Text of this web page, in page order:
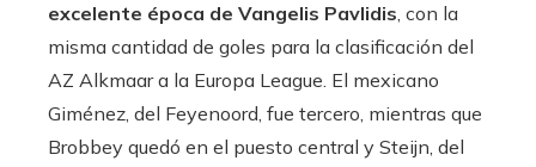
excelente época de Vangelis Pavlidis, con la
misma cantidad de goles para la clasificación del
AZ Alkmaar a la Europa League. El mexicano
Giménez, del Feyenoord, fue tercero, mientras que
Brobbey quedó en el puesto central y Steijn, del